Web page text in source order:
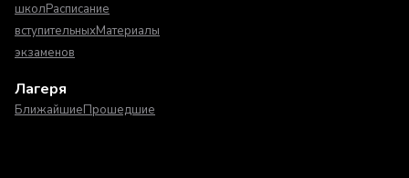
школРасписание
вступительныхМатериалы
экзаменов
Лагеря
БлижайшиеПрошедшие